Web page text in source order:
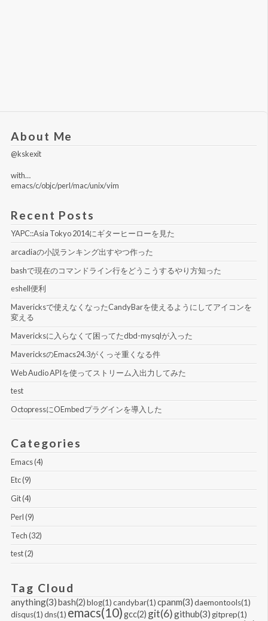
About Me
@kskexit
with…
emacs/c/objc/perl/mac/unix/vim
Recent Posts
YAPC::Asia Tokyo 2014にギターヒーローを見た
arcadiaの小説ランキング出すやつ作った
bashで現在のコマンドライン行をどうこうするやり方知った
eshell便利
Mavericksで使えなくなったCandyBarを使えるようにしてアイコンを
変える
Mavericksに入らなくて困ってたdbd-mysqlが入った
MavericksのEmacs24.3がくっそ重くなる件
Web Audio APIを使ってストリーム入出力してみた
test
OctopressにOEmbedプラグインを導入した
Categories
Emacs (4)
Etc (9)
Git (4)
Perl (9)
Tech (32)
test (2)
Tag Cloud
anything(3)bash(2)blog(1)candybar(1)cpanm(3)daemontools(1)
disqus(1)dns(1) emacs(10)gcc(2) git(6)github(3) gitprep(1)